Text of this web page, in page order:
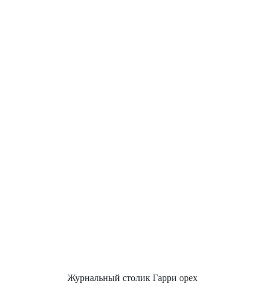
Журнальный столик Гарри орех